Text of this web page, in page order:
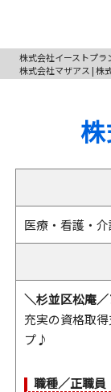
株式会社イーストプラ
株式会社マザアス | 株
医療・看護・介
＼杉並区松庵
充実の資格取
プ♪
職種／正職